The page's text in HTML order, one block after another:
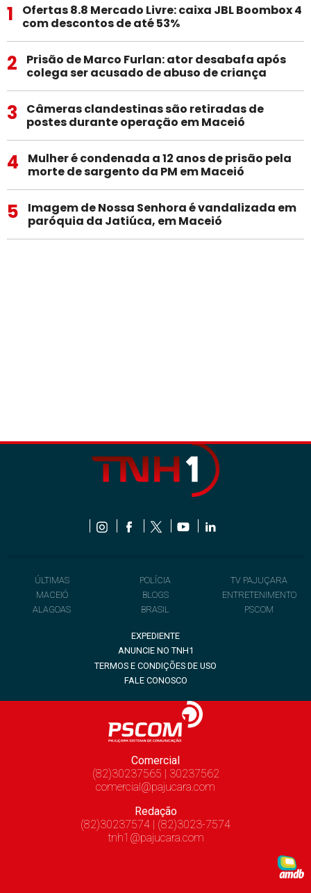
1
Ofertas 8.8 Mercado Livre: caixa JBL Boombox 4
com descontos de até 53%
2
Prisão de Marco Furlan: ator desabafa após
colega ser acusado de abuso de criança
3
Câmeras clandestinas são retiradas de
postes durante operação em Maceió
4
Mulher é condenada a 12 anos de prisão pela
morte de sargento da PM em Maceió
5
Imagem de Nossa Senhora é vandalizada em
paróquia da Jatiúca, em Maceió
ÚLTIMAS
MACEIÓ
ALAGOAS
POLÍCIA
BLOGS
BRASIL
TV PAJUÇARA
ENTRETENIMENTO
PSCOM
EXPEDIENTE
ANUNCIE NO TNH1
TERMOS E CONDIÇÕES DE USO
FALE CONOSCO
Comercial
(82)30237565 | 30237562
comercial@pajucara.com
Redação
(82)30237574 | (82)3023-7574
tnh1@pajucara.com